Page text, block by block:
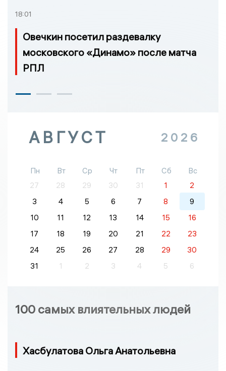
18:01
Овечкин посетил раздевалку
московского «Динамо» после матча
РПЛ
АВГУСТ 2026
Пн Вт Ср Чт Пт Сб
Вс
27
28 29 30 31 1
2
3
4 5 6 7 8
9
10
11 12 13 14 15
16
17
18 19 20 21 22
23
24
25 26 27 28 29
30
31
1 2 3 4 5 6
100 самых влиятельных людей
Хасбулатова Ольга Анатольевна